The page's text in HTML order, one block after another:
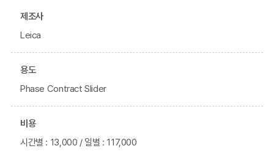
제조사
Leica
용도
Phase Contract Slider
비용
시간별 : 13,000 / 일별 : 117,000